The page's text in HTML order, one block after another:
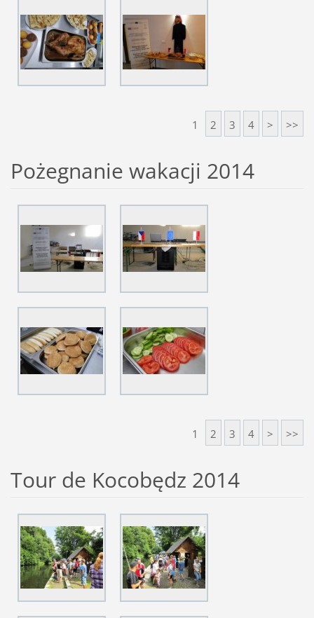
1 2 3 4 > >>
Pożegnanie wakacji 2014
1 2 3 4 > >>
Tour de Kocobędz 2014